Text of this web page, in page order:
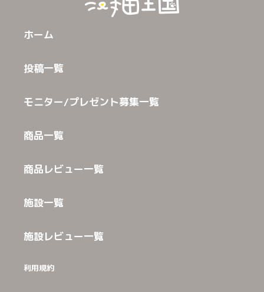
ホーム
投稿一覧
モニター/プレゼント募集一覧
商品一覧
商品レビュー一覧
施設一覧
施設レビュー一覧
利用規約